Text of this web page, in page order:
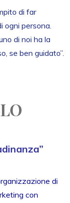
di far
ogni persona.
di noi ha la
se ben guidato”.
di
con